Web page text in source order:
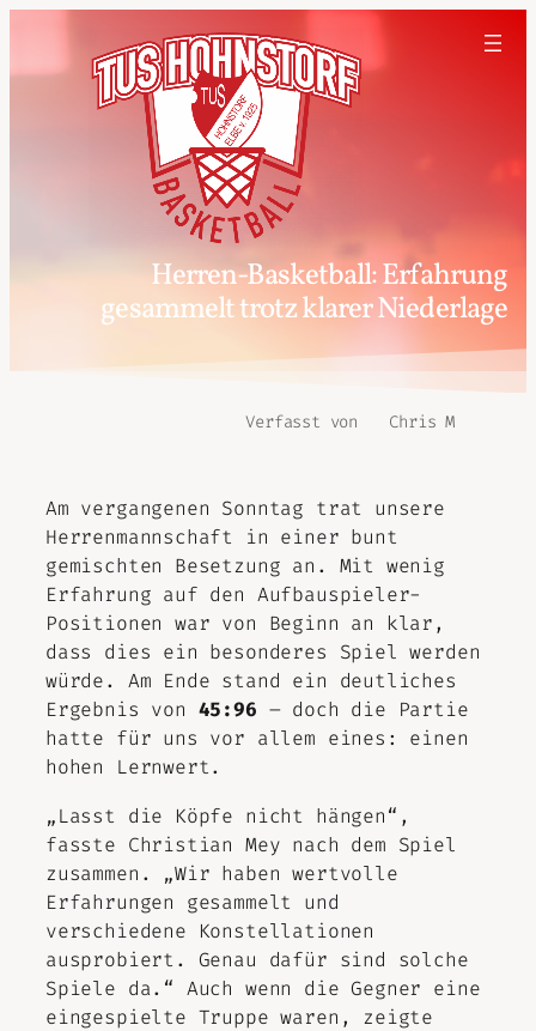
Herren-Basketball: Erfahrung
gesammelt trotz klarer Niederlage
Verfasst von Chris M
Am vergangenen Sonntag trat unsere
Herrenmannschaft in einer bunt
gemischten Besetzung an. Mit wenig
Erfahrung auf den Aufbauspieler-
Positionen war von Beginn an klar,
dass dies ein besonderes Spiel werden
würde. Am Ende stand ein deutliches
Ergebnis von 45:96 – doch die Partie
hatte für uns vor allem eines: einen
hohen Lernwert.
„Lasst die Köpfe nicht hängen“,
fasste Christian Mey nach dem Spiel
zusammen. „Wir haben wertvolle
Erfahrungen gesammelt und
verschiedene Konstellationen
ausprobiert. Genau dafür sind solche
Spiele da.“ Auch wenn die Gegner eine
eingespielte Truppe waren, zeigte